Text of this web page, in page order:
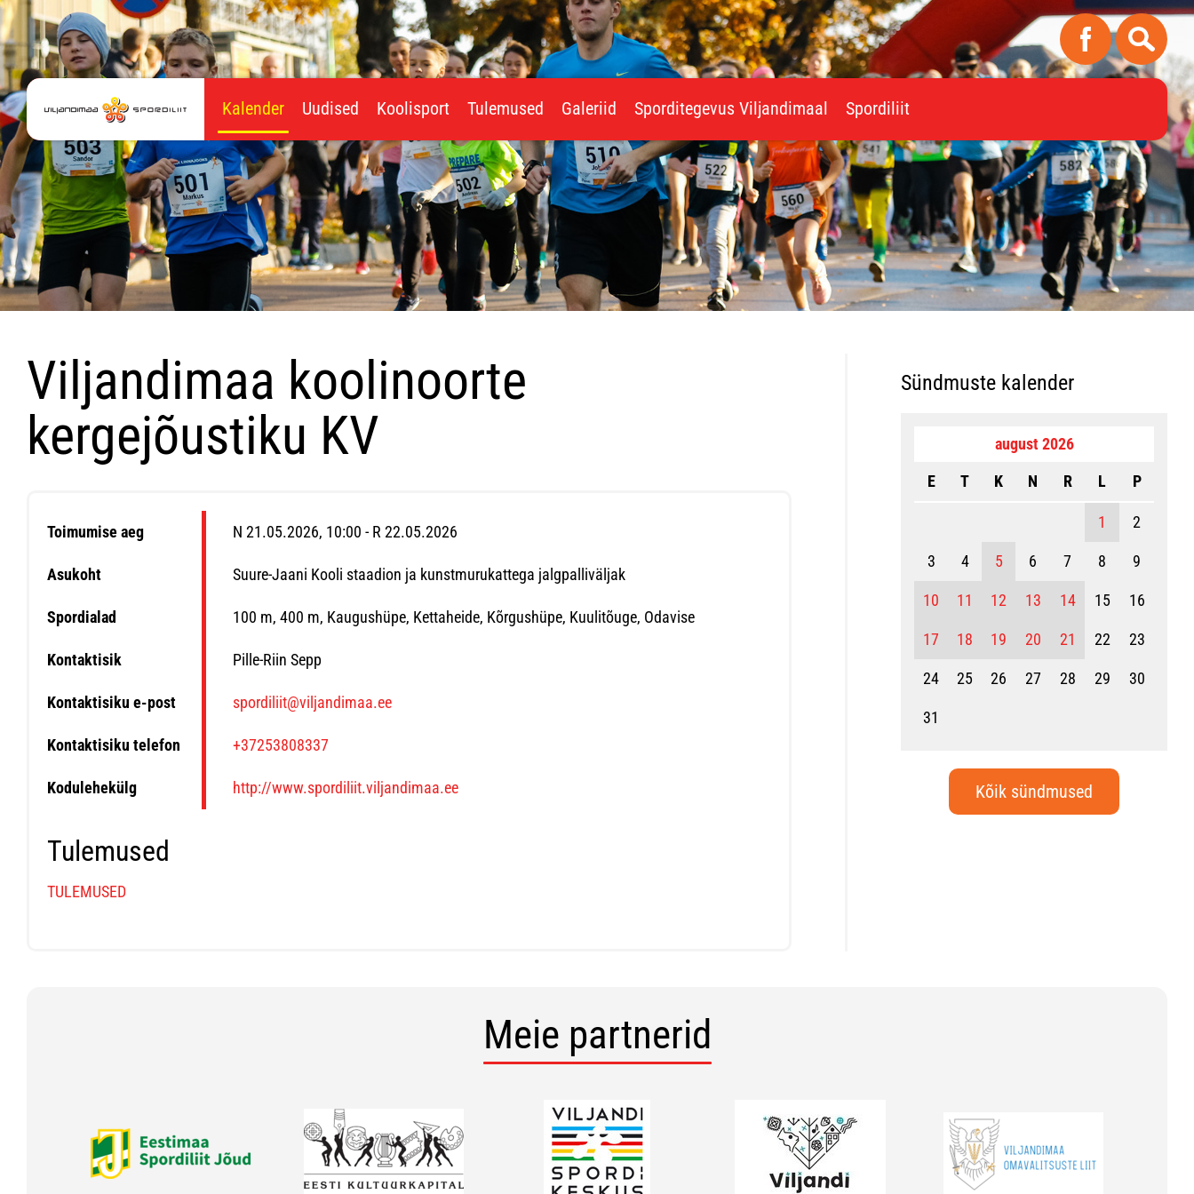
Kalender Uudised Koolisport Tulemused Galeriid Sporditegevus Viljandimaal Spordiliit
Viljandimaa koolinoorte
kergejõustiku KV
Toimumise aeg N 21.05.2026, 10:00 - R 22.05.2026
Asukoht Suure-Jaani Kooli staadion ja kunstmurukattega jalgpalliväljak
Spordialad 100 m, 400 m, Kaugushüpe, Kettaheide, Kõrgushüpe, Kuulitõuge, Odavise
Kontaktisik Pille-Riin Sepp
Kontaktisiku e-post spordiliit@viljandimaa.ee
Kontaktisiku telefon +37253808337
Kodulehekülg http://www.spordiliit.viljandimaa.ee
Tulemused
TULEMUSED
Sündmuste kalender
august 2026
E
T K N R L P
1 2
3 4 5 6 7 8 9
10 11 12 13 14 15 16
17 18 19 20 21 22 23
24 25 26 27 28 29 30
31
Kõik sündmused
Meie partnerid